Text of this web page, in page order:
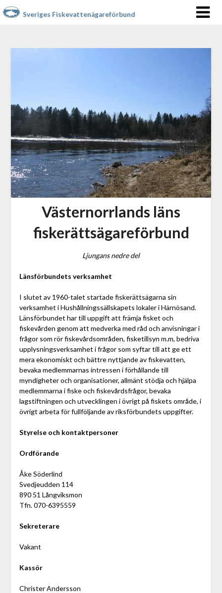
Sveriges Fiskevattenägareförbund
Västernorrlands läns
fiskerättsägareförbund
Ljungans nedre del
Länsförbundets verksamhet
I slutet av 1960-talet startade fiskerättsägarna sin
verksamhet i Hushållningssällskapets lokaler i Härnösand.
Länsförbundet har till uppgift att främja fisket och
fiskevården genom att medverka med råd och anvisningar i
frågor som rör fiskevårdsområden, fisketillsyn m.m, bedriva
upplysningsverksamhet i frågor som syftar till att ge ett
mera ekonomiskt och bättre nyttjande av fiskevatten,
bevaka medlemmarnas intressen i förhållande till
myndigheter och organisationer, allmänt stödja och hjälpa
medlemmarna i fiske och fiskevårdsfrågor, bevaka
lagstiftningen och utvecklingen i övrigt på fiskets område, i
övrigt arbeta för fullföljande av riksförbundets uppgifter.
Styrelse och kontaktpersoner
Ordförande
Åke Söderlind
Svedjeudden 114
890 51 Långviksmon
Tfn. 070-6395559
Sekreterare
Vakant
Kassör
Christer Andersson